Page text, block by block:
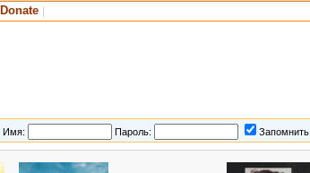
Donate
Имя: Пароль: Запомнить